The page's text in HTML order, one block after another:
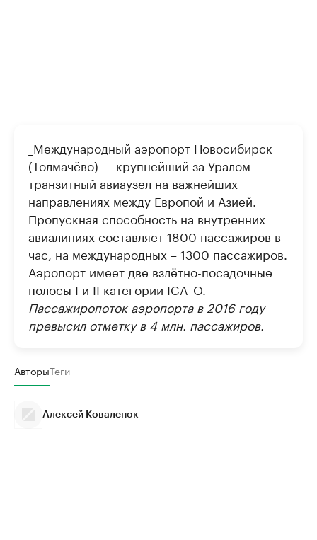
Международный аэропорт Новосибирск
(Толмачёво) — крупнейший за Уралом
транзитный авиаузел на важнейших
направлениях между Европой и Азией.
Пропускная способность на внутренних
авиалиниях составляет 1800 пассажиров в
час, на международных – 1300 пассажиров.
Аэропорт имеет две взлётно-посадочные
полосы I и II категории ICA _O.
Пассажиропоток аэропорта в 2016 году
превысил отметку в 4 млн. пассажиров.
АвторыТеги
Алексей Коваленок